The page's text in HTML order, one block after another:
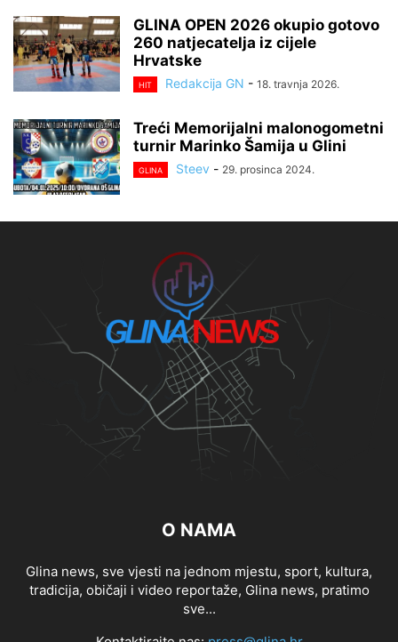
GLINA OPEN 2026 okupio gotovo
260 natjecatelja iz cijele
Hrvatske
HIT Redakcija GN - 18. travnja 2026.
Treći Memorijalni malonogometni
turnir Marinko Šamija u Glini
GLINA Steev - 29. prosinca 2024.
O NAMA
Glina news, sve vjesti na jednom mjestu, sport, kultura,
tradicija, običaji i video reportaže, Glina news, pratimo
sve...